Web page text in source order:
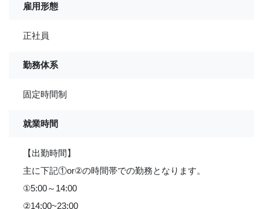
雇用形態
正社員
勤務体系
固定時間制
就業時間
【出勤時間】
主に下記①or②の時間帯での勤務となります。
①5:00～14:00
②14:00~23:00